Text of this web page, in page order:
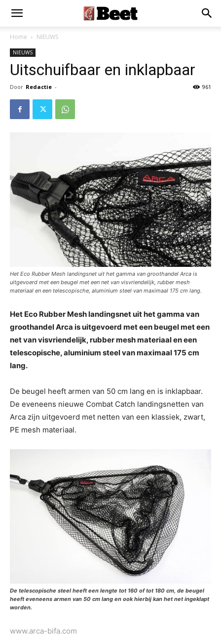
Home NIEUWS
NIEUWS
Uitschuifbaar en inklapbaar
Door Redactie - 961
Het Eco Rubber Mesh landingsnet uit het gamma van groothandel Arca is
uitgevoerd met een beugel met een net van visvriendelijk, rubber mesh
materiaal en een telescopische, aluminium steel van maximaal 175 cm lang.
Het Eco Rubber Mesh landingsnet uit het gamma van
groothandel Arca is uitgevoerd met een beugel met een
net van visvriendelijk, rubber mesh materiaal en een
telescopische, aluminium steel van maximaal 175 cm
lang.
De beugel heeft armen van 50 cm lang en is inklapbaar.
De eveneens nieuwe Combat Catch landingsnetten van
Arca zijn uitgevoerd met netten van een klassiek, zwart,
PE mesh materiaal.
De telescopische steel heeft een lengte tot 160 of tot 180 cm, de beugel
heeft eveneens armen van 50 cm lang en ook hierbij kan het net ingeklapt
worden.
www.arca-bifa.com